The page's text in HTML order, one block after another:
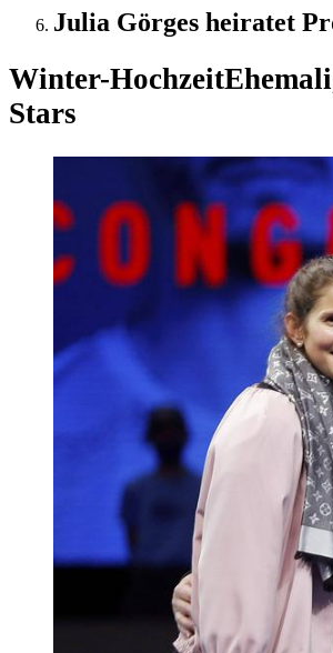
Julia Görges heiratet
Winter-Hochzeit
Stars